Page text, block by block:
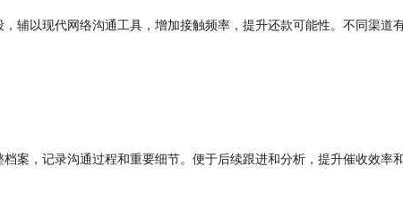
以现代网络沟通工具，增加接触频率，提升还款可能性。不同渠道
，记录沟通过程和重要细节。便于后续跟进和分析，提升催收效率和